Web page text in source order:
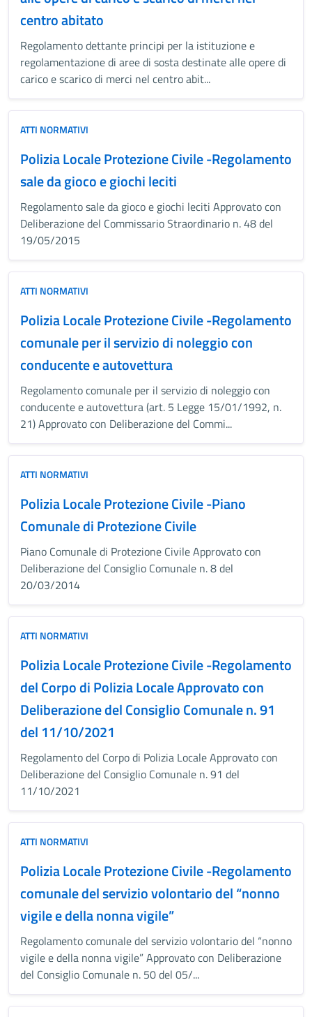
centro abitato
Regolamento dettante principi per la istituzione e
regolamentazione di aree di sosta destinate alle opere di
carico e scarico di merci nel centro abit...
ATTI NORMATIVI
Polizia Locale Protezione Civile -Regolamento
sale da gioco e giochi leciti
Regolamento sale da gioco e giochi leciti Approvato con
Deliberazione del Commissario Straordinario n. 48 del
19/05/2015
ATTI NORMATIVI
Polizia Locale Protezione Civile -Regolamento
comunale per il servizio di noleggio con
conducente e autovettura
Regolamento comunale per il servizio di noleggio con
conducente e autovettura (art. 5 Legge 15/01/1992, n.
21) Approvato con Deliberazione del Commi...
ATTI NORMATIVI
Polizia Locale Protezione Civile -Piano
Comunale di Protezione Civile
Piano Comunale di Protezione Civile Approvato con
Deliberazione del Consiglio Comunale n. 8 del
20/03/2014
ATTI NORMATIVI
Polizia Locale Protezione Civile -Regolamento
del Corpo di Polizia Locale Approvato con
Deliberazione del Consiglio Comunale n. 91
del 11/10/2021
Regolamento del Corpo di Polizia Locale Approvato con
Deliberazione del Consiglio Comunale n. 91 del
11/10/2021
ATTI NORMATIVI
Polizia Locale Protezione Civile -Regolamento
comunale del servizio volontario del “nonno
vigile e della nonna vigile”
Regolamento comunale del servizio volontario del “nonno
vigile e della nonna vigile” Approvato con Deliberazione
del Consiglio Comunale n. 50 del 05/...